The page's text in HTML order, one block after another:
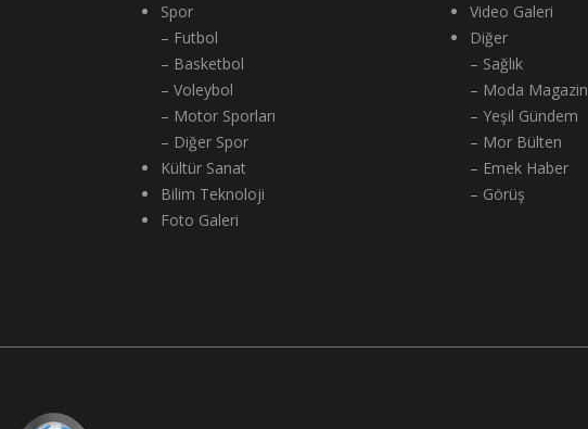
Spor
– Futbol
– Basketbol
– Voleybol
– Motor Sporları
– Diğer Spor
Kültür Sanat
Bilim Teknoloji
Foto Galeri
Video Galeri
Diğer
– Sağlık
– Moda Magazin
– Yeşil Gündem
– Mor Bülten
– Emek Haber
– Görüş